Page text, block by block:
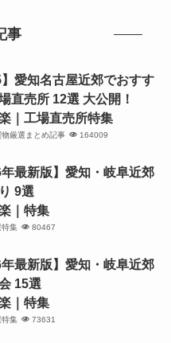
事
】愛知名古屋近郊でおすす
直売所 12選 大公開！
｜工場直売所特集
厳選まとめ記事 164009
年最新版】愛知・岐阜近郊
9選
｜特集
特集 80467
年最新版】愛知・岐阜近郊
15選
｜特集
特集 73631